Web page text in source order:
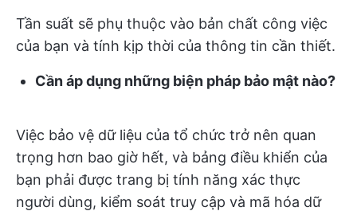
Tần suất sẽ phụ thuộc vào bản chất công việc
của bạn và tính kịp thời của thông tin cần thiết.
Cần áp dụng những biện pháp bảo mật nào?
Việc bảo vệ dữ liệu của tổ chức trở nên quan
trọng hơn bao giờ hết, và bảng điều khiển của
bạn phải được trang bị tính năng xác thực
người dùng, kiểm soát truy cập và mã hóa dữ